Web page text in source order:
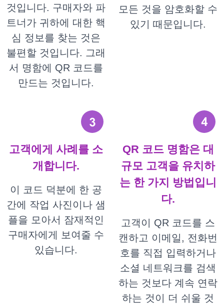
것입니다. 구매자와 파
트너가 귀하에 대한 핵
심 정보를 찾는 것은
불편할 것입니다. 그래
서 명함에 QR 코드를
만드는 것입니다.
모든 것을 암호화할 수
있기 때문입니다.
고객에게 사례를 소
개합니다.
이 코드 덕분에 한 공
간에 작업 사진이나 샘
플을 모아서 잠재적인
구매자에게 보여줄 수
있습니다.
QR 코드 명함은 대
규모 고객을 유치하
는 한 가지 방법입니
다.
고객이 QR 코드를 스
캔하고 이메일, 전화번
호를 직접 입력하거나
소셜 네트워크를 검색
하는 것보다 계속 연락
하는 것이 더 쉬울 것